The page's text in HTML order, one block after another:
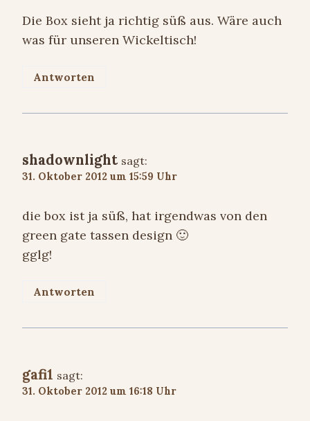
Die Box sieht ja richtig süß aus. Wäre auch
was für unseren Wickeltisch!
Antworten
shadownlight sagt:
31. Oktober 2012 um 15:59 Uhr
die box ist ja süß, hat irgendwas von den
green gate tassen design 🙂
gglg!
Antworten
gafi1 sagt:
31. Oktober 2012 um 16:18 Uhr